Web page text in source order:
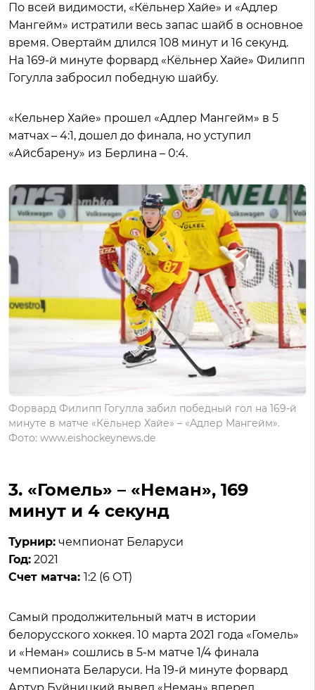
По всей видимости, «Кёльнер Хайе» и «Адлер
Мангейм» истратили весь запас шайб в основное
время. Овертайм длился 108 минут и 16 секунд.
На 169-й минуте форвард «Кёльнер Хайе» Филипп
Гогулла забросил победную шайбу.
«Кельнер Хайе» прошел «Адлер Мангейм» в 5
матчах – 4:1, дошел до финала, но уступил
«Айсбарену» из Берлина – 0:4.
Форвард Филипп Гогулла забил победный гол на 169-й
минуте в матче «Кёльнер Хайе» – «Адлер Мангейм».
Фото: www.eishockeynews.de
3. «Гомель» – «Неман», 169
минут и 4 секунд
Турнир: чемпионат Беларуси
Год: 2021
Счет матча: 1:2 (6 ОТ)
Самый продолжительный матч в истории
белорусского хоккея. 10 марта 2021 года «Гомель»
и «Неман» сошлись в 5-м матче 1/4 финала
чемпионата Беларуси. На 19-й минуте форвард